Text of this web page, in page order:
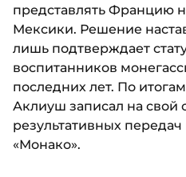
представлять Францию
Мексики. Решение
лишь подтверждает
воспитанников
последних лет. По
Аклиуш записал на свой
результативных передач
«Монако».